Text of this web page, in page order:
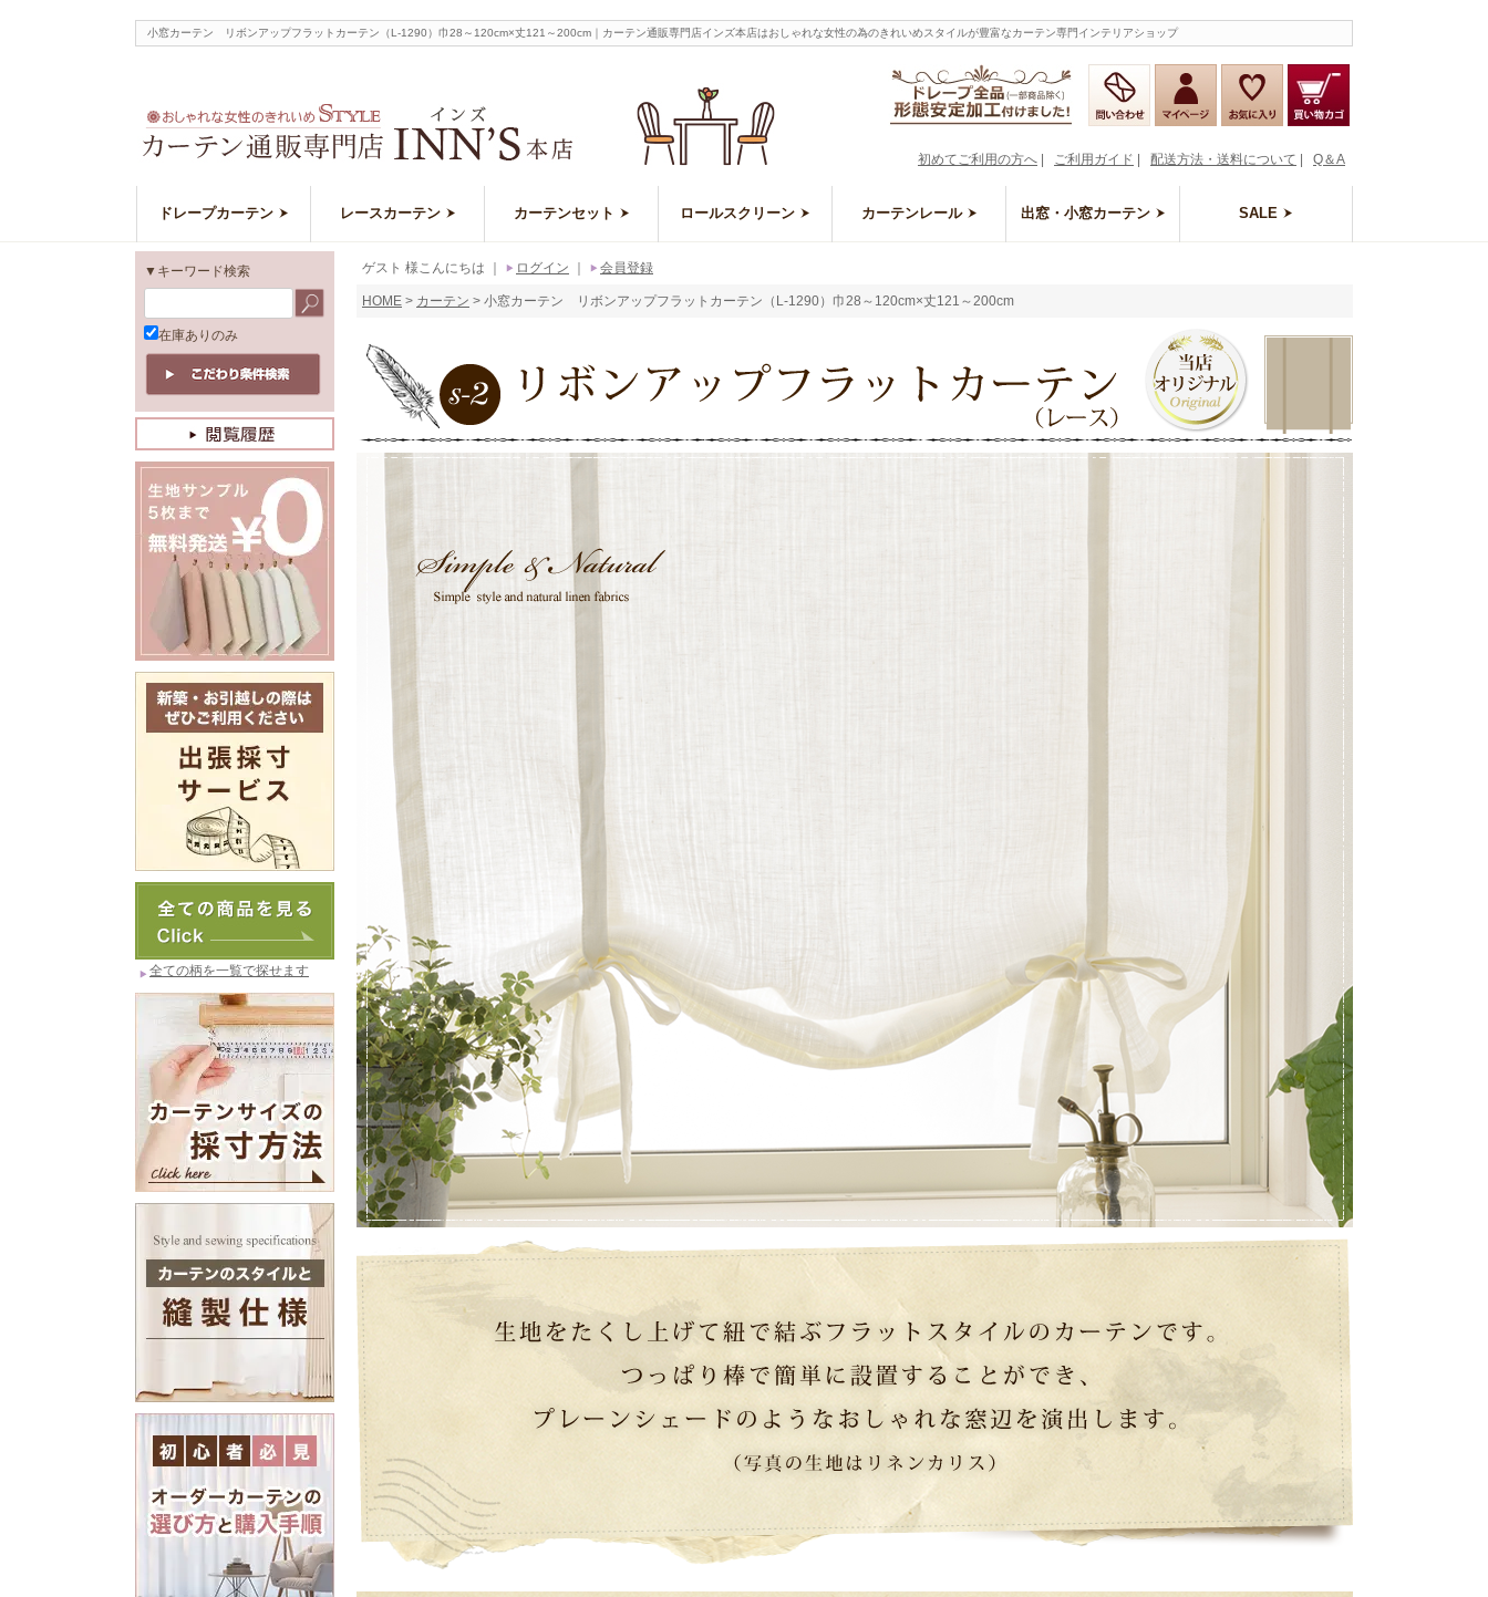
小窓カーテン リボンアップフラットカーテン（L-1290）巾28～120cm×丈121～200cm｜カーテン通販専門店インズ本店はおしゃれな女性の為のきれいめスタイルが豊富なカーテン専門インテリアショップ
Q＆A
配送方法・送料について
ご利用ガイド
初めてご利用の方へ
ドレープカーテン レースカーテン カーテンセット ロールスクリーン カーテンレール 出窓・小窓カーテン SALE
▼キーワード検索
在庫ありのみ
全ての柄を一覧で探せます
ゲスト 様こんにちは ログイン 会員登録
HOME カーテン 小窓カーテン リボンアップフラットカーテン（L-1290）巾28～120cm×丈121～200cm